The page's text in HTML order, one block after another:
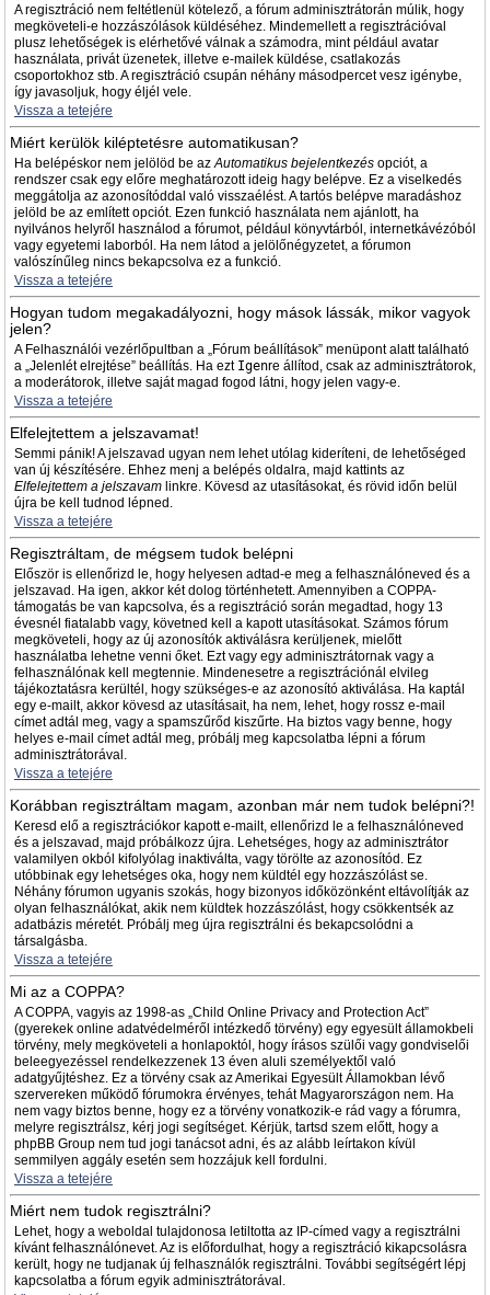
A regisztráció nem feltétlenül kötelező, a fórum adminisztrátorán múlik, hogy
megköveteli-e hozzászólások küldéséhez. Mindemellett a regisztrációval
plusz lehetőségek is elérhetővé válnak a számodra, mint például avatar
használata, privát üzenetek, illetve e-mailek küldése, csatlakozás
csoportokhoz stb. A regisztráció csupán néhány másodpercet vesz igénybe,
így javasoljuk, hogy éljél vele.
Vissza a tetejére
Miért kerülök kiléptetésre automatikusan?
Ha belépéskor nem jelölöd be azAutomatikus bejelentkezés opciót, a
rendszer csak egy előre meghatározott ideig hagy belépve. Ez a viselkedés
meggátolja az azonosítóddal való visszaélést. A tartós belépve maradáshoz
jelöld be az említett opciót. Ezen funkció használata nem ajánlott, ha
nyilvános helyről használod a fórumot, például könyvtárból, internetkávézóból
vagy egyetemi laborból. Ha nem látod a jelölőnégyzetet, a fórumon
valószínűleg nincs bekapcsolva ez a funkció.
Vissza a tetejére
Hogyan tudom megakadályozni, hogy mások lássák, mikor vagyok
jelen?
A Felhasználói vezérlőpultban a „Fórum beállítások” menüpont alatt található
a „Jelenlét elrejtése” beállítás. Ha ezt Igenre állítod, csak az adminisztrátorok,
a moderátorok, illetve saját magad fogod látni, hogy jelen vagy-e.
Vissza a tetejére
Elfelejtettem a jelszavamat!
Semmi pánik! A jelszavad ugyan nem lehet utólag kideríteni, de lehetőséged
van új készítésére. Ehhez menj a belépés oldalra, majd kattints az
Elfelejtettem a jelszavam linkre. Kövesd az utasításokat, és rövid időn belül
újra be kell tudnod lépned.
Vissza a tetejére
Regisztráltam, de mégsem tudok belépni
Először is ellenőrizd le, hogy helyesen adtad-e meg a felhasználóneved és a
jelszavad. Ha igen, akkor két dolog történhetett. Amennyiben a COPPA-
támogatás be van kapcsolva, és a regisztráció során megadtad, hogy 13
évesnél fiatalabb vagy, követned kell a kapott utasításokat. Számos fórum
megköveteli, hogy az új azonosítók aktiválásra kerüljenek, mielőtt
használatba lehetne venni őket. Ezt vagy egy adminisztrátornak vagy a
felhasználónak kell megtennie. Mindenesetre a regisztrációnál elvileg
tájékoztatásra kerültél, hogy szükséges-e az azonosító aktiválása. Ha kaptál
egy e-mailt, akkor kövesd az utasításait, ha nem, lehet, hogy rossz e-mail
címet adtál meg, vagy a spamszűrőd kiszűrte. Ha biztos vagy benne, hogy
helyes e-mail címet adtál meg, próbálj meg kapcsolatba lépni a fórum
adminisztrátorával.
Vissza a tetejére
Korábban regisztráltam magam, azonban már nem tudok belépni?!
Keresd elő a regisztrációkor kapott e-mailt, ellenőrizd le a felhasználóneved
és a jelszavad, majd próbálkozz újra. Lehetséges, hogy az adminisztrátor
valamilyen okból kifolyólag inaktiválta, vagy törölte az azonosítód. Ez
utóbbinak egy lehetséges oka, hogy nem küldtél egy hozzászólást se.
Néhány fórumon ugyanis szokás, hogy bizonyos időközönként eltávolítják az
olyan felhasználókat, akik nem küldtek hozzászólást, hogy csökkentsék az
adatbázis méretét. Próbálj meg újra regisztrálni és bekapcsolódni a
társalgásba.
Vissza a tetejére
Mi az a COPPA?
A COPPA, vagyis az 1998-as „Child Online Privacy and Protection Act”
(gyerekek online adatvédelméről intézkedő törvény) egy egyesült államokbeli
törvény, mely megköveteli a honlapoktól, hogy írásos szülői vagy gondviselői
beleegyezéssel rendelkezzenek 13 éven aluli személyektől való
adatgyűjtéshez. Ez a törvény csak az Amerikai Egyesült Államokban lévő
szervereken működő fórumokra érvényes, tehát Magyarországon nem. Ha
nem vagy biztos benne, hogy ez a törvény vonatkozik-e rád vagy a fórumra,
melyre regisztrálsz, kérj jogi segítséget. Kérjük, tartsd szem előtt, hogy a
phpBB Group nem tud jogi tanácsot adni, és az alább leírtakon kívül
semmilyen aggály esetén sem hozzájuk kell fordulni.
Vissza a tetejére
Miért nem tudok regisztrálni?
Lehet, hogy a weboldal tulajdonosa letiltotta az IP-címed vagy a regisztrálni
kívánt felhasználónevet. Az is előfordulhat, hogy a regisztráció kikapcsolásra
került, hogy ne tudjanak új felhasználók regisztrálni. További segítségért lépj
kapcsolatba a fórum egyik adminisztrátorával.